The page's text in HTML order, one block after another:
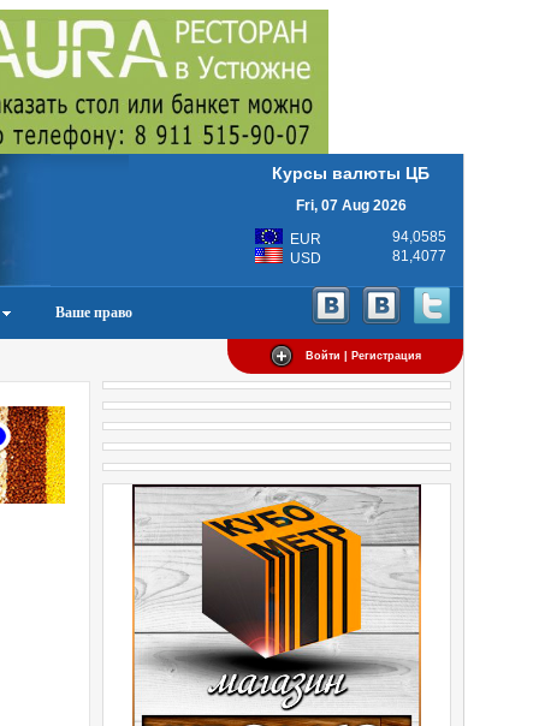
Курсы валюты ЦБ
Fri, 07 Aug 2026
EUR
94,0585
USD
81,4077
Ваше право
Войти | Регистрация